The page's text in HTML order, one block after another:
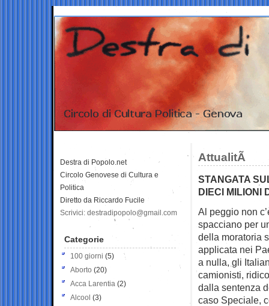
AttualitÃ
STANGATA
DIECI MILIONI
Al peggio non
spacciano per
della moratoria
applicata nei
a nulla, gli
camionisti,
dalla sentenza
caso Speciale,
Destra di Popolo.net
Circolo Genovese di Cultura e
Politica
Diretto da Riccardo Fucile
Scrivici: destradipopolo@gmail.com
Categorie
100 giorni (5)
Aborto (20)
Acca Larentia (2)
Alcool (3)